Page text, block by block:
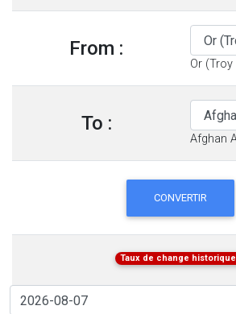
From :
Or (Troy
To :
Afghan
CONVERTIR
Taux de change